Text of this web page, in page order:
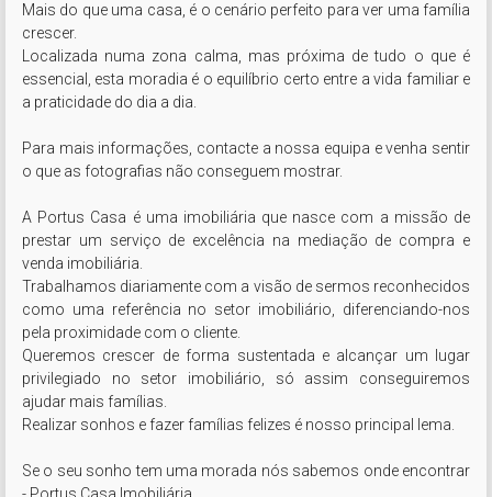
Mais do que uma casa, é o cenário perfeito para ver uma família
crescer.
Localizada numa zona calma, mas próxima de tudo o que é
essencial, esta moradia é o equilíbrio certo entre a vida familiar e
a praticidade do dia a dia.
Para mais informações, contacte a nossa equipa e venha sentir
o que as fotografias não conseguem mostrar.
A Portus Casa é uma imobiliária que nasce com a missão de
prestar um serviço de excelência na mediação de compra e
venda imobiliária.
Trabalhamos diariamente com a visão de sermos reconhecidos
como uma referência no setor imobiliário, diferenciando-nos
pela proximidade com o cliente.
Queremos crescer de forma sustentada e alcançar um lugar
privilegiado no setor imobiliário, só assim conseguiremos
ajudar mais famílias.
Realizar sonhos e fazer famílias felizes é nosso principal lema.
Se o seu sonho tem uma morada nós sabemos onde encontrar